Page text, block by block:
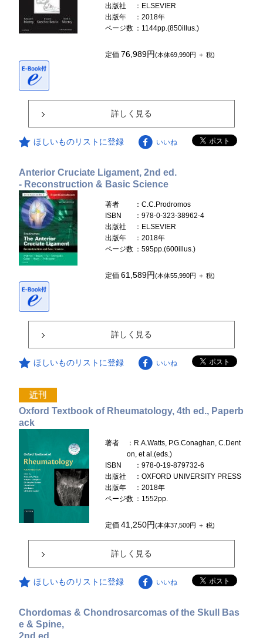
出版社
：ELSEVIER
出版年
：2018年
ページ数 ：1144pp.(850illus.)
定価 76,989円(本体69,990円 ＋ 税)
詳しく見る
ほしいものリストに登録 いいね
Anterior Cruciate Ligament, 2nd ed.
- Reconstruction & Basic Science
著者
：C.C.Prodromos
ISBN
：978-0-323-38962-4
出版社
：ELSEVIER
出版年
：2018年
ページ数 ：595pp.(600illus.)
定価61,589円(本体55,990円 ＋ 税)
詳しく見る
ほしいものリストに登録 いいね
Oxford Textbook of Rheumatology, 4th ed., Paperb
ack
著者
：R.A.Watts, P.G.Conaghan, C.Dent
on, et al.(eds.)
ISBN
：978-0-19-879732-6
出版社
：OXFORD UNIVERSITY PRESS
出版年
：2018年
ページ数 ：1552pp.
定価41,250円(本体37,500円 ＋ 税)
詳しく見る
ほしいものリストに登録 いいね
Chordomas & Chondrosarcomas of the Skull Bas
e & Spine,